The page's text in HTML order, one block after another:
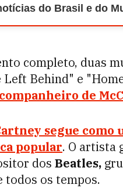
do Brasil e do
completo, duas
Left Behind" e
de
segue como
popular. O artista
dos Beatles,
todos os tempos.